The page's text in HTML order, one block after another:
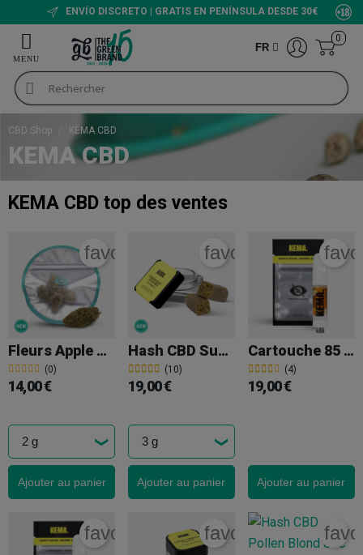
ENVÍO DISCRETO | GRATIS EN PENÍNSULA DESDE 30€
FR
0
CBD Shop KEMA CBD
KEMA CBD
KEMA CBD top des ventes
Fleurs Apple Bananas Cali CBD KEMA
(0)
favorite_border
14,00 €
Ajouter au panier
Hash CBD Superdry « Tropicana Cookies » KEMA
(10)
favorite_border
19,00 €
Ajouter au panier
Cartouche 85 % CBD KEMA 'Blueberry Muffin'
(4)
19,00 €
Ajouter au panier
favorite_borderfavorite_border